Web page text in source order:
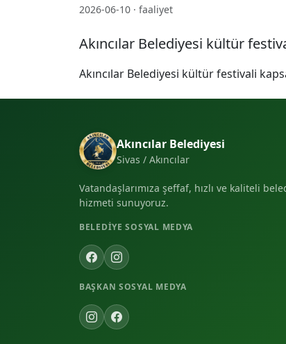
2026-06-10 · faaliyet
Akıncılar Belediyesi kültür
Akıncılar Belediyesi kültür festivali
Akıncılar Belediyesi
Sivas / Akıncılar
Vatandaşlarımıza şeffaf, hızlı ve kaliteli
hizmeti sunuyoruz.
BELEDIYE SOSYAL MEDYA
BAŞKAN SOSYAL MEDYA